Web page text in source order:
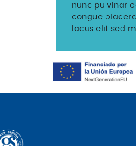
nunc pulvinar
congue
lacus elit sed